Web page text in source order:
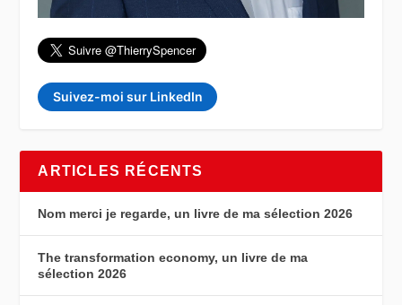
Suivez-moi sur LinkedIn
ARTICLES RÉCENTS
Nom merci je regarde, un livre de ma sélection 2026
The transformation economy, un livre de ma
sélection 2026